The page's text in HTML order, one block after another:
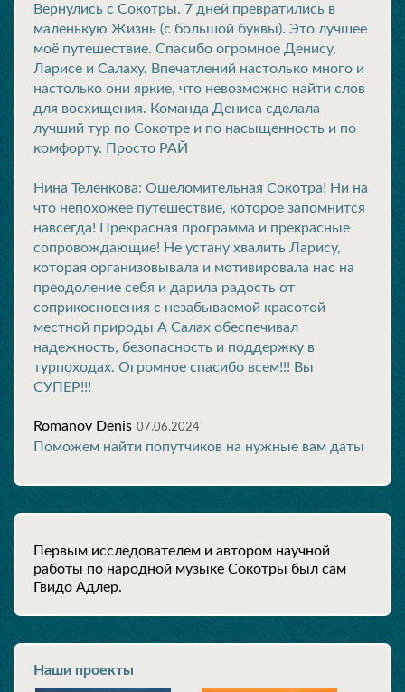
Вернулись с Сокотры. 7 дней превратились в
маленькую Жизнь (с большой буквы). Это лучшее
моё путешествие. Спасибо огромное Денису,
Ларисе и Салаху. Впечатлений настолько много и
настолько они яркие, что невозможно найти слов
для восхищения. Команда Дениса сделала
лучший тур по Сокотре и по насыщенность и по
комфорту. Просто РАЙ
Нина Теленкова: Ошеломительная Сокотра! Ни на
что непохожее путешествие, которое запомнится
навсегда! Прекрасная программа и прекрасные
сопровождающие! Не устану хвалить Ларису,
которая организовывала и мотивировала нас на
преодоление себя и дарила радость от
соприкосновения с незабываемой красотой
местной природы А Салах обеспечивал
надежность, безопасность и поддержку в
турпоходах. Огромное спасибо всем!!! Вы
СУПЕР!!!
Romanov Denis 07.06.2024
Поможем найти попутчиков на нужные вам даты
Первым исследователем и автором научной
работы по народной музыке Сокотры был сам
Гвидо Адлер.
Наши проекты